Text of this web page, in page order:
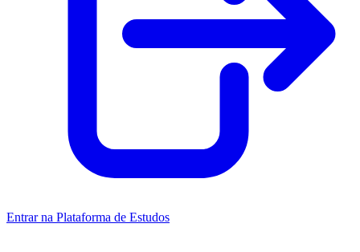
Entrar na Plataforma de Estudos